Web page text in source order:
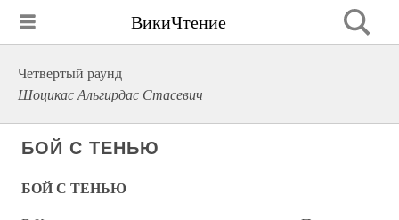
ВикиЧтение
Четвертый раунд
Шоцикас Альгирдас Стасевич
БОЙ С ТЕНЬЮ
БОЙ С ТЕНЬЮ